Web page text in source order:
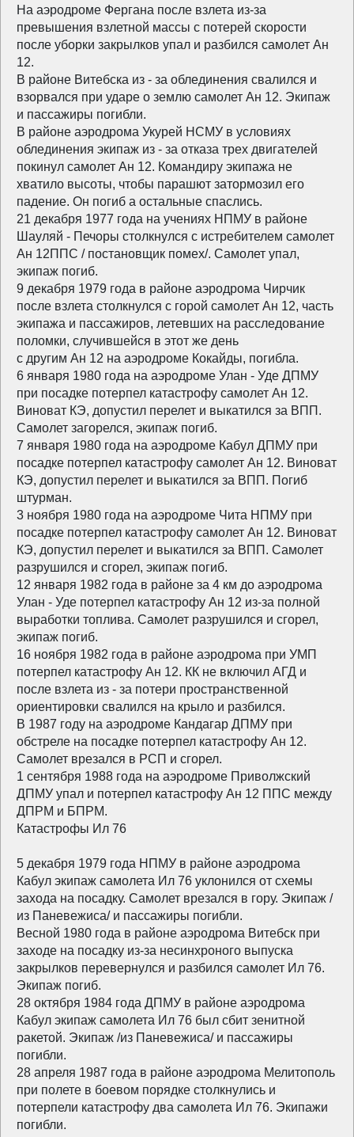
На аэродроме Фергана после взлета из-за
превышения взлетной массы с потерей скорости
после уборки закрылков упал и разбился самолет Ан
12.
В районе Витебска из - за облединения свалился и
взорвался при ударе о землю самолет Ан 12. Экипаж
и пассажиры погибли.
В районе аэродрома Укурей НСМУ в условиях
облединения экипаж из - за отказа трех двигателей
покинул самолет Ан 12. Командиру экипажа не
хватило высоты, чтобы парашют затормозил его
падение. Он погиб а остальные спаслись.
21 декабря 1977 года на учениях НПМУ в районе
Шауляй - Печоры столкнулся с истребителем самолет
Ан 12ППС / постановщик помех/. Самолет упал,
экипаж погиб.
9 декабря 1979 года в районе аэродрома Чирчик
после взлета столкнулся с горой самолет Ан 12, часть
экипажа и пассажиров, летевших на расследование
поломки, случившейся в этот же день
с другим Ан 12 на аэродроме Кокайды, погибла.
6 января 1980 года на аэродроме Улан - Уде ДПМУ
при посадке потерпел катастрофу самолет Ан 12.
Виноват КЭ, допустил перелет и выкатился за ВПП.
Самолет загорелся, экипаж погиб.
7 января 1980 года на аэродроме Кабул ДПМУ при
посадке потерпел катастрофу самолет Ан 12. Виноват
КЭ, допустил перелет и выкатился за ВПП. Погиб
штурман.
3 ноября 1980 года на аэродроме Чита НПМУ при
посадке потерпел катастрофу самолет Ан 12. Виноват
КЭ, допустил перелет и выкатился за ВПП. Самолет
разрушился и сгорел, экипаж погиб.
12 января 1982 года в районе за 4 км до аэродрома
Улан - Уде потерпел катастрофу Ан 12 из-за полной
выработки топлива. Самолет разрушился и сгорел,
экипаж погиб.
16 ноября 1982 года в районе аэродрома при УМП
потерпел катастрофу Ан 12. КК не включил АГД и
после взлета из - за потери пространственной
ориентировки свалился на крыло и разбился.
В 1987 году на аэродроме Кандагар ДПМУ при
обстреле на посадке потерпел катастрофу Ан 12.
Самолет врезался в РСП и сгорел.
1 сентября 1988 года на аэродроме Приволжский
ДПМУ упал и потерпел катастрофу Ан 12 ППС между
ДПРМ и БПРМ.
Катастрофы Ил 76
5 декабря 1979 года НПМУ в районе аэродрома
Кабул экипаж самолета Ил 76 уклонился от схемы
захода на посадку. Самолет врезался в гору. Экипаж /
из Паневежиса/ и пассажиры погибли.
Весной 1980 года в районе аэродрома Витебск при
заходе на посадку из-за несинхроного выпуска
закрылков перевернулся и разбился самолет Ил 76.
Экипаж погиб.
28 октября 1984 года ДПМУ в районе аэродрома
Кабул экипаж самолета Ил 76 был сбит зенитной
ракетой. Экипаж /из Паневежиса/ и пассажиры
погибли.
28 апреля 1987 года в районе аэродрома Мелитополь
при полете в боевом порядке столкнулись и
потерпели катастрофу два самолета Ил 76. Экипажи
погибли.